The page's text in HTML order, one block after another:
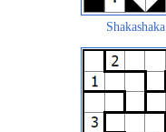
Shakashaka